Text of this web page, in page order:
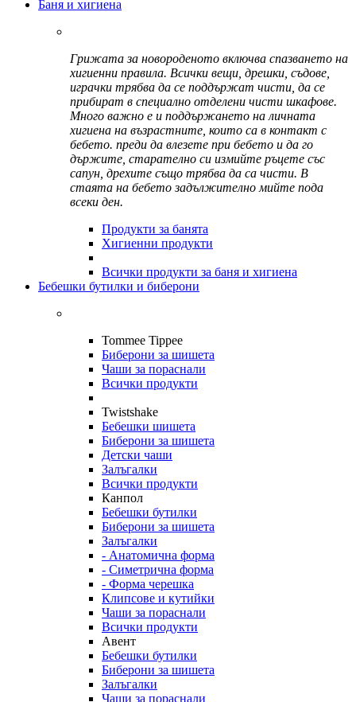
Баня и хигиена
Грижата за новороденото включва спазването на
хигиенни правила. Всички вещи, дрешки, съдове,
играчки трябва да се поддържат чисти, да се
прибират в специално отделени чисти шкафове.
Много важно е и поддържането на личната
хигиена на възрастните, които са в контакт с
бебето. преди да влезете при бебето и да го
държите, старателно си измийте ръцете със
сапун, дрехите също трябва да са чисти. В
стаята на бебето задължително мийте пода
всеки ден.
Продукти за банята
Хигиенни продукти
Всички продукти за баня и хигиена
Бебешки бутилки и биберони
Tommee Tippee
Биберони за шишета
Чаши за пораснали
Всички продукти
Twistshake
Бебешки шишета
Биберони за шишета
Детски чаши
Залъгалки
Всички продукти
Канпол
Бебешки бутилки
Биберони за шишета
Залъгалки
- Анатомична форма
- Симетрична форма
- Форма черешка
Клипсове и кутийки
Чаши за пораснали
Всички продукти
Авент
Бебешки бутилки
Биберони за шишета
Залъгалки
Чаши за пораснали